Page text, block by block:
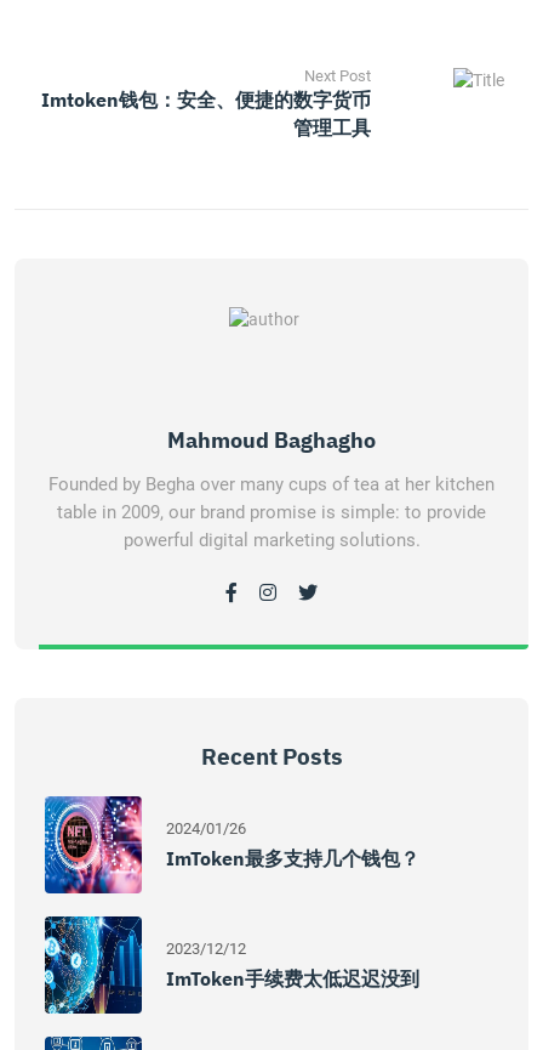
Next Post
Imtoken钱包：安全、便捷的数字货币
管理工具
Mahmoud Baghagho
Founded by Begha over many cups of tea at her kitchen
table in 2009, our brand promise is simple: to provide
powerful digital marketing solutions.
Recent Posts
2024/01/26
ImToken最多支持几个钱包？
2023/12/12
ImToken手续费太低迟迟没到